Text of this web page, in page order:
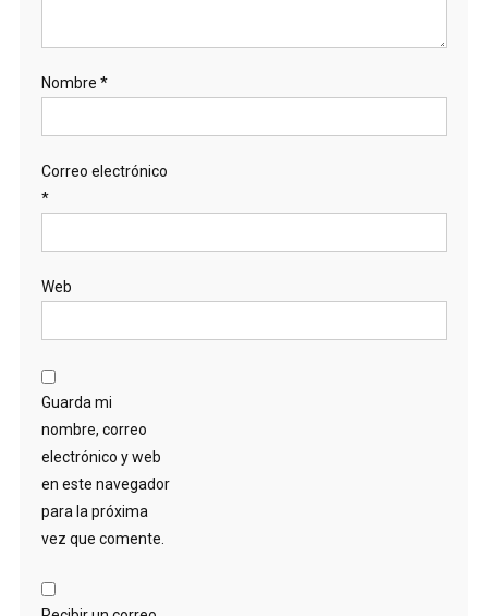
Nombre *
Correo electrónico
*
Web
Guarda mi
nombre, correo
electrónico y web
en este navegador
para la próxima
vez que comente.